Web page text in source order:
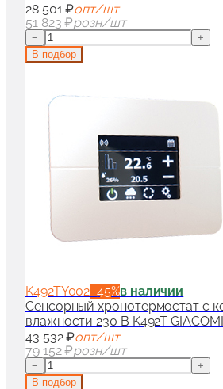
28 501 ₽опт/шт
51 823 ₽розн/шт
−
+
В подбор
K492TY002−45%в наличии
Сенсорный хронотермостат с
влажности 230 B K492T
43 532 ₽опт/шт
79 152 ₽розн/шт
−
+
В подбор